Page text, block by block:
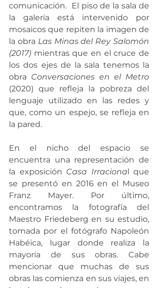
comunicación.  El piso de la sala de
la galería está intervenido por
mosaicos que repiten la imagen de
la obra Las Minas del Rey Salomón
(2017) mientras que en el cruce de
los dos ejes de la sala tenemos la
obra
(2020) que refleja la pobreza del
lenguaje utilizado en las redes y
que, como un espejo, se refleja en
la pared.
En el nicho del espacio se
encuentra una representación de
la exposición Casa Irracional que
se presentó en 2016 en el Museo
Franz Mayer. Por último,
encontramos la fotografía del
Maestro Friedeberg en su estudio,
tomada por el fotógrafo Napoleón
Habéica, lugar donde realiza la
mayoría de sus obras. Cabe
mencionar que muchas de sus
obras las comienza en sus viajes, en